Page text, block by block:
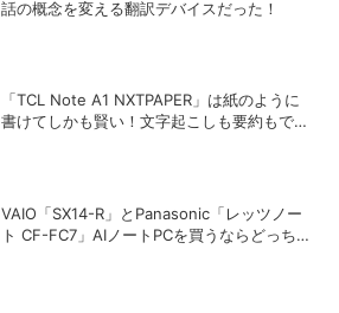
話の概念を変える翻訳デバイスだった！
「TCL Note A1 NXTPAPER」は紙のように
書けてしかも賢い！文字起こしも要約もでき
VAIO「SX14-R」とPanasonic「レッツノー
ト CF-FC7」AIノートPCを買うならどっち